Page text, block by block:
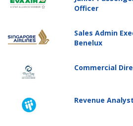
Officer
Sales Admin
Benelux
Commercial
Revenue Analyst